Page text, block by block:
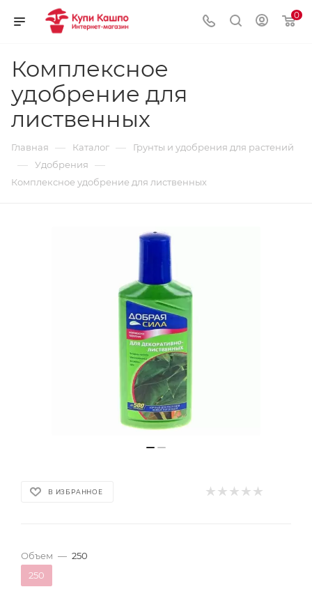
0
Комплексное
удобрение для
лиственных
Главная — Каталог — Грунты и удобрения для растений
— Удобрения —
Комплексное удобрение для лиственных
В ИЗБРАННОЕ
Объем — 250
250